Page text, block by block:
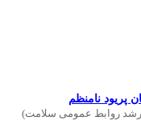
پریود نامنظم
روابط عمومی سلامت)